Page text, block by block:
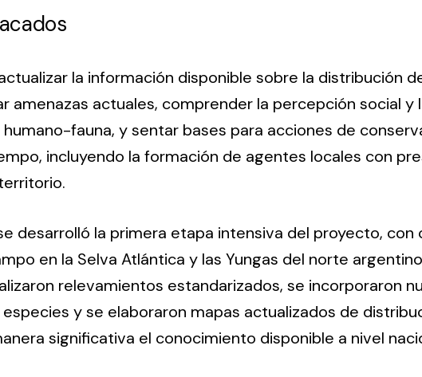
la información disponible sobre la distribución
amenazas actuales, comprender la percepción social y
fauna, y sentar bases para acciones de
incluyendo la formación de agentes locales con
desarrolló la primera etapa intensiva del proyecto, con
en la Selva Atlántica y las Yungas del norte
relevamientos estandarizados, se incorporaron
y se elaboraron mapas actualizados de
significativa el conocimiento disponible a nivel